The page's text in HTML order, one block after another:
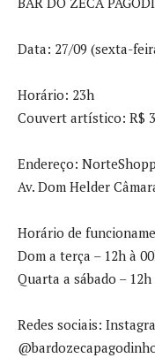
Data: 27/09 (sexta-
Horário: 23h
Couvert artístico: R$
Endereço:
Av. Dom Helder
Horário de
Dom a terça – 12h à
Quarta a sábado – 12h
Redes sociais: